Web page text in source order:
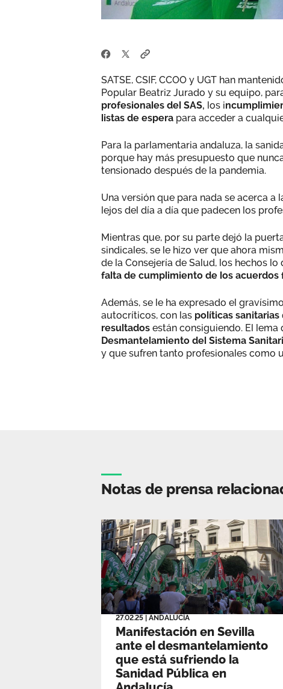
SATSE, CSIF, CCOO y UGT han
Popular Beatriz Jurado y su equipo,
profesionales del SAS, los i
listas de espera para acceder a
Para la parlamentaria andaluza, la
porque hay más presupuesto que
tensionado después de la pandemia.
Una versión que para nada se acerca
lejos del día a día que padecen los
Mientras que, por su parte dejó la
sindicales, se le hizo ver que ahora
de la Consejería de Salud, los hechos
falta de cumplimiento de los acuerdos
Además, se le ha expresado el
autocríticos, con las políticas sanitarias
resultados están consiguiendo. El lema
Desmantelamiento del Sistema
y que sufren tanto profesionales como
Notas de prensa
27.02.25 ANDALUCÍA
Manifestación en Sevilla
ante el desmantelamiento
que está sufriendo la
Sanidad Pública en